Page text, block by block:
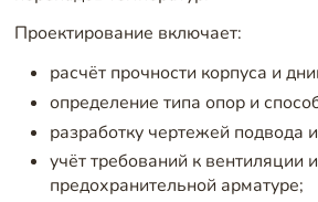
Проектирование включает:
расчёт прочности корпуса и
определение типа опор и
разработку чертежей подвода
учёт требований к вентиляции и
предохранительной арматуре;